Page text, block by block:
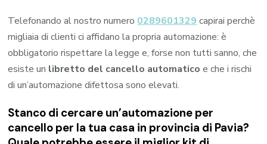
Telefonando al nostro numero 0289601329 capirai perchè
migliaia di clienti ci affidano la propria automazione: è
obbligatorio rispettare la legge e, forse non tutti sanno, che
esiste un libretto del cancello automatico e che i rischi
di un’automazione difettosa sono elevati.
Stanco di cercare un’automazione per
cancello per la tua casa in provincia di Pavia?